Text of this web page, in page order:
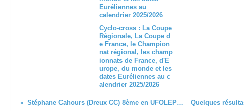
Cyclo-cross : La Coupe
Régionale, La Coupe d
e France, le Champion
nat régional, les champ
ionnats de France, d'E
urope, du monde et les
dates Euréliennes au c
alendrier 2025/2026
Stéphane Cahours (Dreux CC) 8ème en UFOLEP 4 à Loury ( 45)